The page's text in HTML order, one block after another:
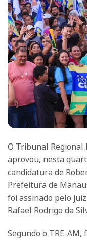
O Tribunal Regional
aprovou, nesta
candidatura de
Prefeitura de
foi assinado pelo
Rafael Rodrigo da
Segundo o TRE-